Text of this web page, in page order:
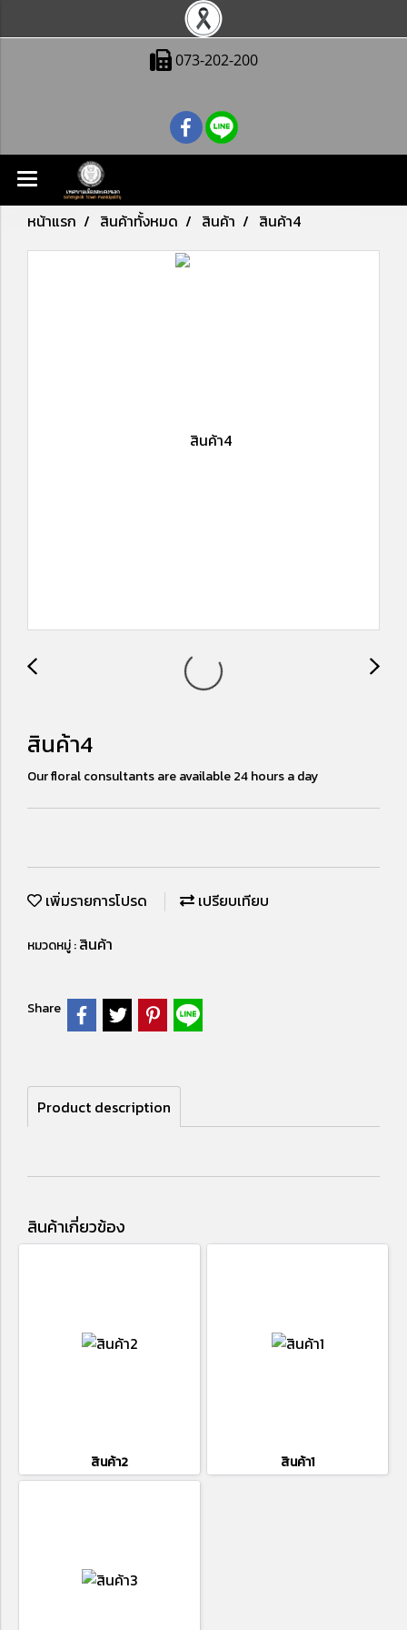
073-202-200
หน้าแรก สินค้าทั้งหมด สินค้า สินค้า4
สินค้า4
Our floral consultants are available 24 hours a day
เพิ่มรายการโปรด เปรียบเทียบ
หมวดหมู่ :สินค้า
Share
Product description
สินค้าเกี่ยวข้อง
สินค้า2 สินค้า1